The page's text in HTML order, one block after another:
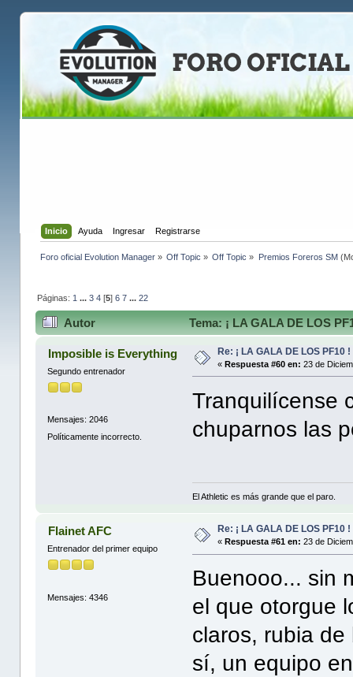
Inicio Ayuda Ingresar Registrarse
Foro oficial Evolution Manager» Off Topic » Off Topic » Premios Foreros SM
Páginas: 1 ... 3 4[5] 6 7 ... 22
Autor Tema: ¡ LA GALA DE LOS
Imposible is Everything
Segundo entrenador
Mensajes: 2046
Políticamente incorrecto.
Re: ¡ LA GALA DE LOS PF10 !
«Respuesta #60 en: 23 de
Tranquilícense
chuparnos las
El Athletic es más grande que el paro.
Flainet AFC
Entrenador del primer equipo
Mensajes: 4346
Re: ¡ LA GALA DE LOS PF10 !
«Respuesta #61 en: 23 de
Buenooo... sin
el que otorgue
claros, rubia
sí, un equipo